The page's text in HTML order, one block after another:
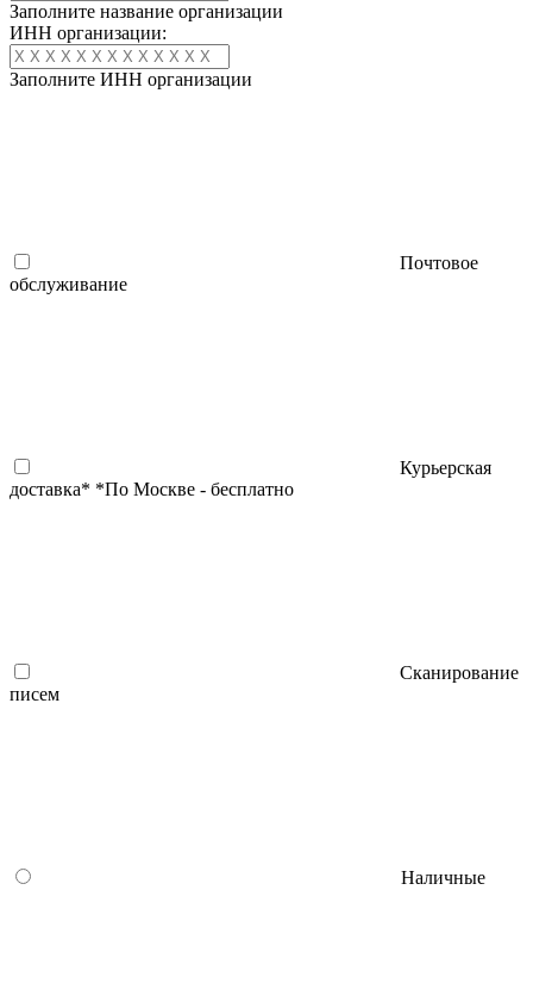
Заполните название организации
ИНН организации:
Заполните ИНН организации
Почтовое
обслуживание
Курьерская
доставка* *По Москве - бесплатно
Сканирование
писем
Наличные